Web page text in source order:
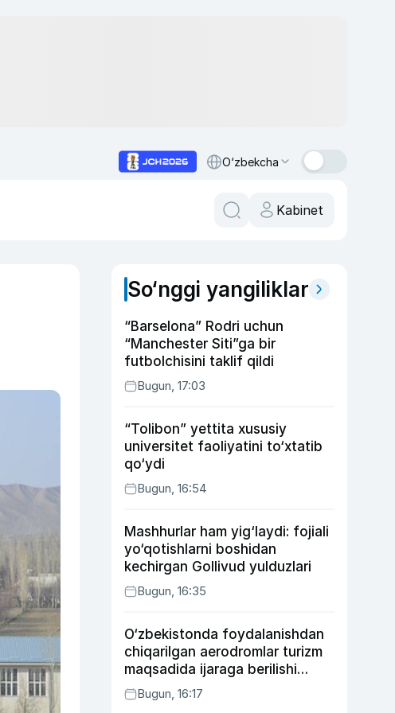
O‘zbekcha
Kabinet
So‘nggi yangiliklar
“Barselona” Rodri uchun
“Manchester Siti”ga bir
futbolchisini taklif qildi
Bugun, 17:03
“Tolibon” yettita xususiy
universitet faoliyatini to‘xtatib
qo‘ydi
Bugun, 16:54
Mashhurlar ham yig‘laydi: fojiali
yo‘qotishlarni boshidan
kechirgan Gollivud yulduzlari
Bugun, 16:35
O‘zbekistonda foydalanishdan
chiqarilgan aerodromlar turizm
maqsadida ijaraga berilishi
mumkin
Bugun, 16:17